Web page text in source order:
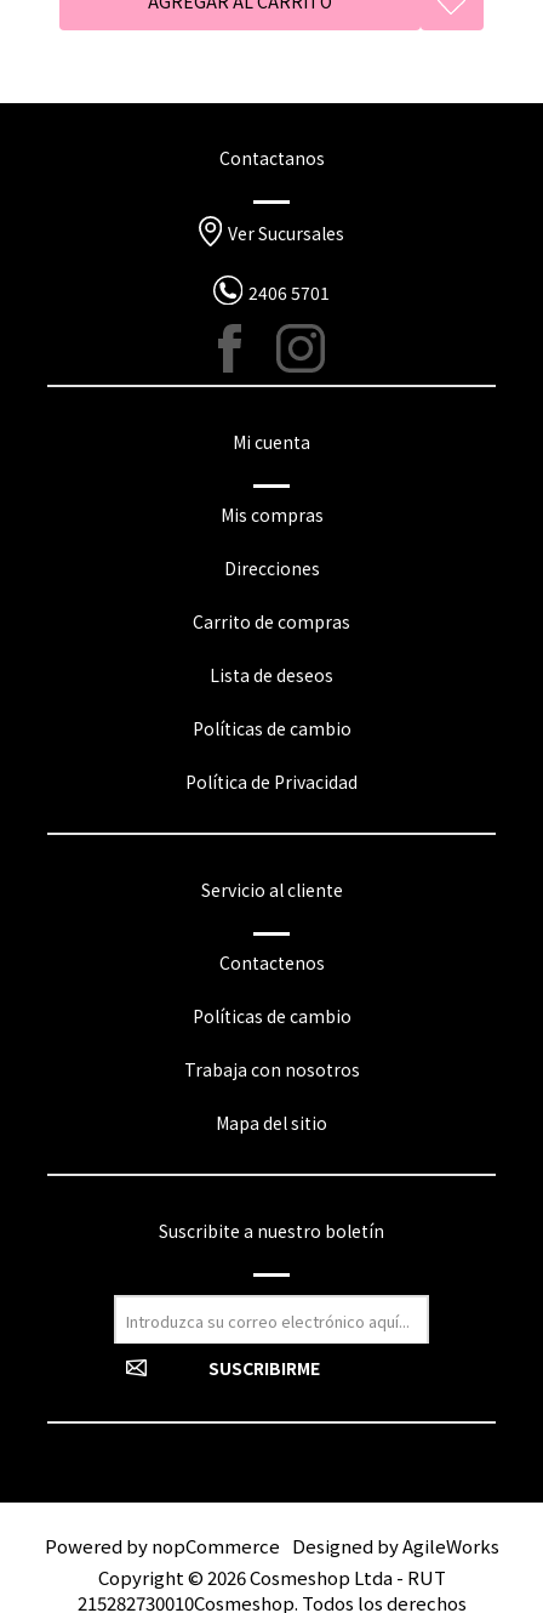
Contactanos
Ver Sucursales
2406 5701
Mi cuenta
Mis compras
Direcciones
Carrito de compras
Lista de deseos
Políticas de cambio
Política de Privacidad
Servicio al cliente
Contactenos
Políticas de cambio
Trabaja con nosotros
Mapa del sitio
Suscribite a nuestro boletín
Powered bynopCommerce Designed byAgileWorks
Copyright © 2026 Cosmeshop Ltda - RUT
215282730010Cosmeshop. Todos los derechos